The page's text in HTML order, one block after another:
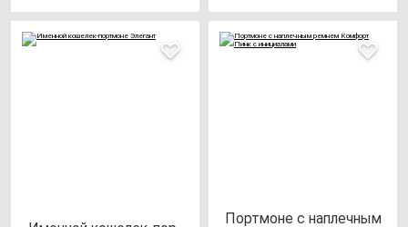
Пор­тмо­не с нап­леч­ным